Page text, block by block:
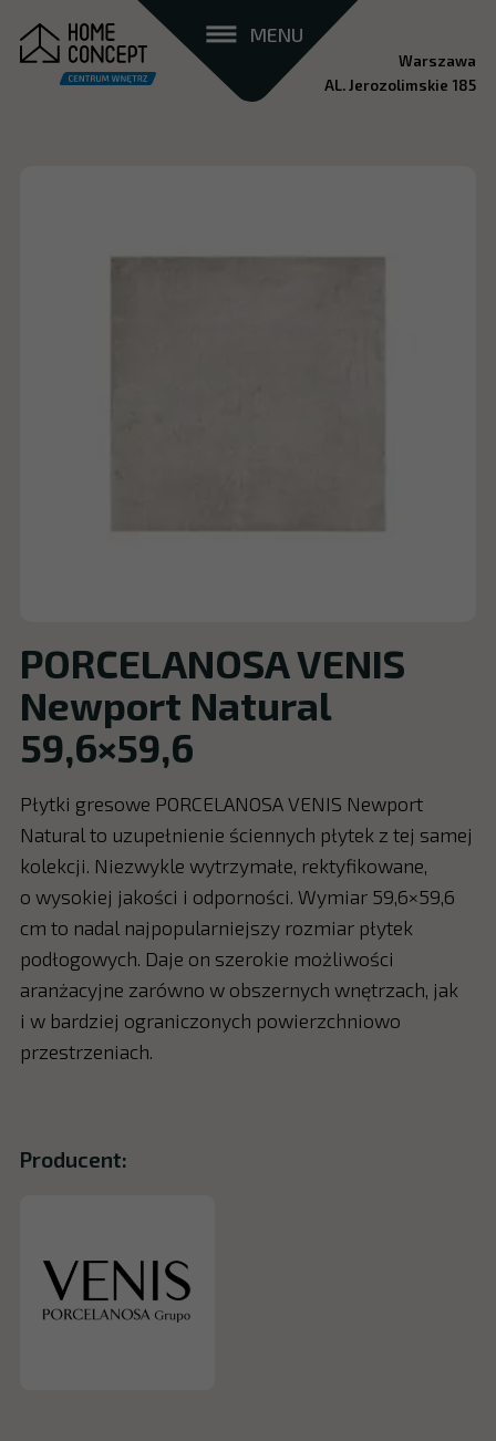
MENU
Warszawa
AL. Jerozolimskie 185
PORCELANOSA VENIS
Newport Natural
59,6×59,6
Płytki gresowe PORCELANOSA VENIS Newport
Natural to uzupełnienie ściennych płytek z tej samej
kolekcji. Niezwykle wytrzymałe, rektyfikowane,
o wysokiej jakości i odporności. Wymiar 59,6×59,6
cm to nadal najpopularniejszy rozmiar płytek
podłogowych. Daje on szerokie możliwości
aranżacyjne zarówno w obszernych wnętrzach, jak
i w bardziej ograniczonych powierzchniowo
przestrzeniach.
Producent: